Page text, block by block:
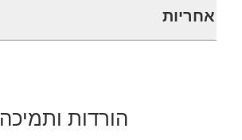
אחריות
הורדות ותמיכה